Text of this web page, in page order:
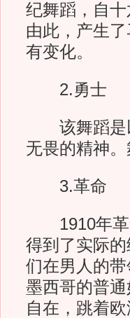
纪舞蹈，自
由此，产生
有变化。
2.勇士
该舞蹈是以
无畏的精神
3.革命
1910年革
得到了实际
们在男人的
墨西哥的普
自在，跳着